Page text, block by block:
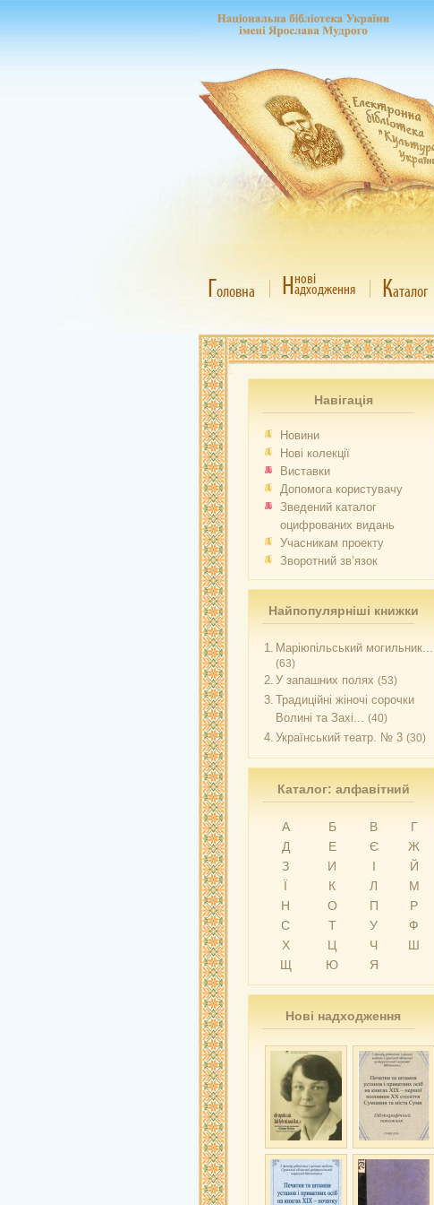
Головна Ннові
адходження Каталог
Навігація
Новини
Нові колекції
Виставки
Допомога користувачу
Зведений каталог
оцифрованих видань
Учасникам проекту
Зворотний зв’язок
Найпопулярніші книжки
1. Маріюпільський могильник...
(63)
2. У запашних полях (53)
3. Традиційні жіночі сорочки
Волині та Захі... (40)
4. Український театр. № 3 (30)
Каталог: алфавітний
А Б В
Г
Д
Е Є
Ж
З
И І
Й
Ї
К Л
М
Н
О П
Р
С
Т У
Ф
Х
Ц Ч
Ш
Щ
Ю Я
Нові надходження